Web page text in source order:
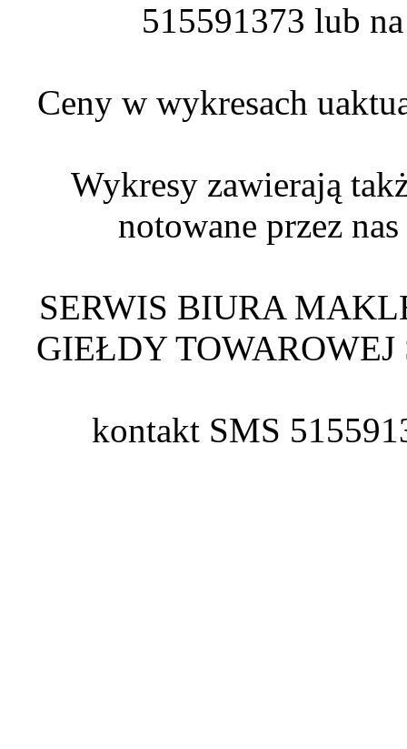
515591373 lub
Ceny w wykresach
Wykresy zawierają
notowane przez
SERWIS BIURA
GIEŁDY
kontakt SMS